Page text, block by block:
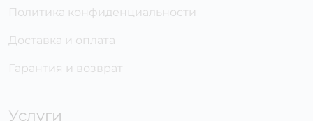
Политика конфиденциальности
Доставка и оплата
Гарантия и возврат
Услуги